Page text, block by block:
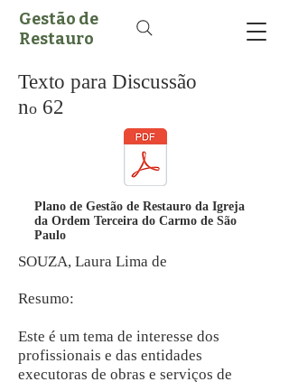
Gestão de
Restauro
Texto para Discussão
no 62
Plano de Gestão de Restauro da Igreja
da Ordem Terceira do Carmo de São
Paulo
SOUZA, Laura Lima de
Resumo:
Este é um tema de interesse dos
profissionais e das entidades
executoras de obras e serviços de